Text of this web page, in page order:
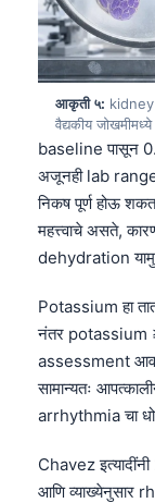
आकृती ५: kidney
वैद्यकीय
baseline पासून
अजूनही lab
निकष पूर्ण होऊ
महत्त्वाचे असते,
dehydration
Potassium हा
नंतर potassium
assessment
सामान्यतः
arrhythmia चा
Chavez
आणि व्याख्येनुसार